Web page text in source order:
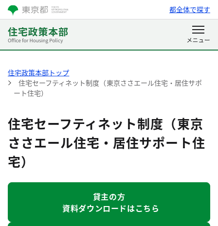
都全体で探す
住宅政策本部トップ
住宅セーフティネット制度（東京ささエール住宅・居住サポ
ート住宅）
住宅セーフティネット制度（東京
ささエール住宅・居住サポート住
宅）
貸主の方
資料ダウンロードはこちら